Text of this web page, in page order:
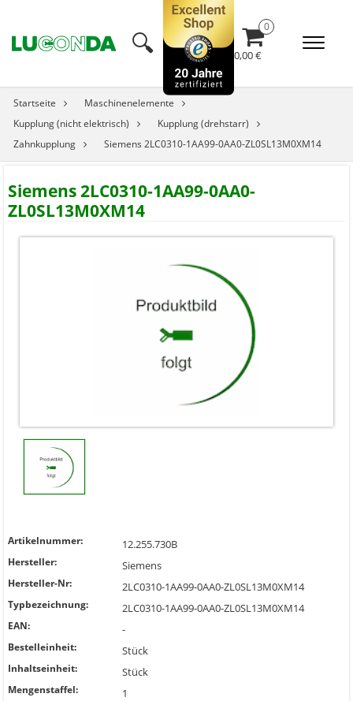
🔍︎ 0,00 €
Startseite
Maschinenelemente
Kupplung (nicht elektrisch)
Kupplung (drehstarr)
Zahnkupplung
Siemens 2LC0310-1AA99-0AA0-ZL0SL13M0XM14
Siemens 2LC0310-1AA99-0AA0-
ZL0SL13M0XM14
Artikelnummer: 12.255.730B
Hersteller: Siemens
Hersteller-Nr: 2LC0310-1AA99-0AA0-ZL0SL13M0XM14
Typbezeichnung: 2LC0310-1AA99-0AA0-ZL0SL13M0XM14
EAN: -
Bestelleinheit: Stück
Inhaltseinheit: Stück
Mengenstaffel: 1